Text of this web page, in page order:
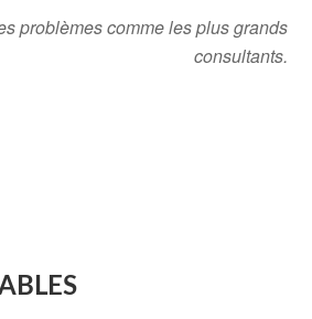
problèmes comme les plus grands
consultants.